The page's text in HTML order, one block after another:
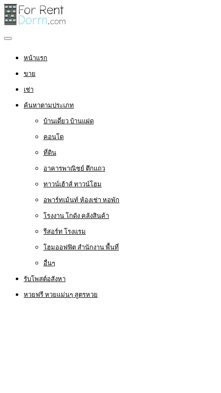
หน้าแรก
ขาย
เช่า
ค้นหาตามประเภท
บ้านเดี่ยว บ้านแฝด
คอนโด
ที่ดิน
อาคารพาณิชย์ ตึกแถว
ทาวน์เฮ้าส์ ทาวน์โฮม
อพาร์ทเม้นท์ ห้องเช่า หอพัก
โรงงาน โกดัง คลังสินค้า
รีสอร์ท โรงแรม
โฮมออฟฟิต สำนักงาน พื้นที่
อื่นๆ
รับโพสต์อสังหา
หวยฟรี หวยแม่นๆ สูตรหวย